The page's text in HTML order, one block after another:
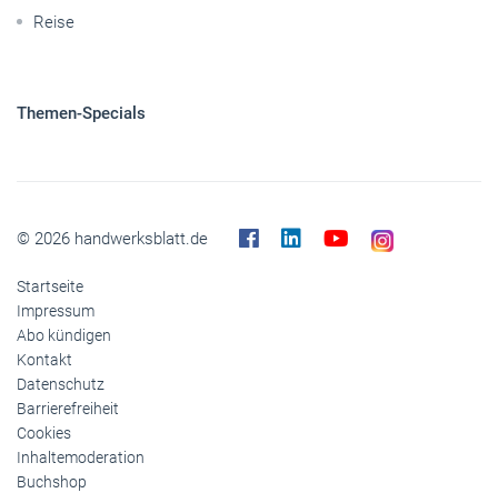
Reise
Themen-Specials
© 2026 handwerksblatt.de
Startseite
Impressum
Abo kündigen
Kontakt
Datenschutz
Barrierefreiheit
Cookies
Inhaltemoderation
Buchshop